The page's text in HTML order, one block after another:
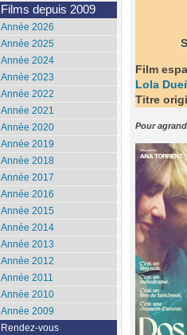
Film
Lola
Titre
Pour
Films depuis 2009
Année 2026
Année 2025
Année 2024
Année 2023
Année 2022
Année 2021
Année 2020
Année 2019
Année 2018
Année 2017
Année 2016
Année 2015
Année 2014
Année 2013
Année 2012
Année 2011
Année 2010
Année 2009
Rendez-vous